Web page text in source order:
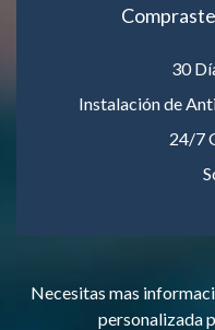
30
Instalación de
24/7
Necesitas mas
personalizada